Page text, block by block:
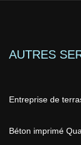
AUTRES
Entreprise de
Béton imprimé